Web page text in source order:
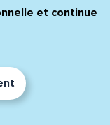
et continue